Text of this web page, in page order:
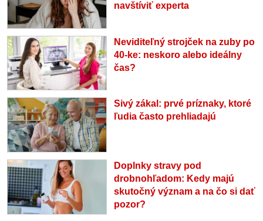
navštíviť experta
Neviditeľný strojček na zuby po
40-ke: neskoro alebo ideálny
čas?
Sivý zákal: prvé príznaky, ktoré
ľudia často prehliadajú
Doplnky stravy pod
drobnohľadom: Kedy majú
skutočný význam a na čo si dať
pozor?